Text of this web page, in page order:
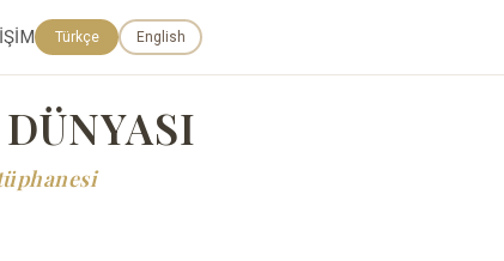
Türkçe English